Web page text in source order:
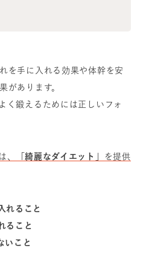
を手に入れる効果や体幹を安
があります。
く鍛えるためには正しいフォ
、 「綺麗なダイエット」
を提供
れること
ること
いこと